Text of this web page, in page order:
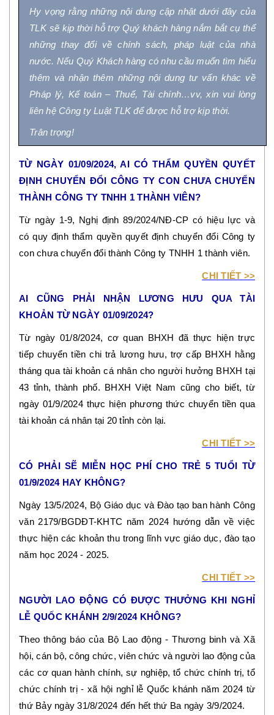
Hy vọng rằng những nội dung cập nhậtdưới đây của
TLK sẽ kịp thời hỗ trợ Quý khách hàng nắm bắt cụ thể
những thay đổi về chính sách, pháp luật của nhà
nước. Nếu Quý Khách hàng có nhu cầu muốn tìm hiểu
thêm và nhận thêm những nội dung tư vấn khác về
Pháp lý, Kế toán – Thuế, Tài chính…vv, xin vui lòng
liên hệ Công ty Luật TLK để đượchỗ trợ kịp thời.
Trân trọng!
TỪ NGÀY 01/09/2024, AI CÓ THẨM QUYỀN QUYẾT
ĐỊNH CHUYỂN ĐỔI CÔNG TY CON CHƯA CHUYỂN
THÀNH CÔNG TY TNHH 1 THÀNH VIÊN?
Từ ngày 1-9, Nghị định 89/2024/NĐ-CP có hiệu lực và
có quy định thẩm quyền quyết định chuyển đổi Công ty
con chưa chuyển đổi thành Công ty TNHH 1 thành viên.
CHI TIẾT >>
AI CŨNG PHẢI NHẬN LƯƠNG HƯU QUA TÀI
KHOẢN TỪ NGÀY 01/09/2024?
Từ ngày 01/8/2024, cơ quan BHXH đã thực hiện trực
tiếp chuyển tiền chi trả lương hưu, trợ cấp BHXH hằng
tháng qua tài khoản cá nhân cho người hưởng BHXH tại
43 tỉnh, thành phố. BHXH Việt Nam cũng cho biết, từ
ngày 01/9/2024 thực hiện phương thức chuyển tiền qua
tài khoản cá nhân tại 20 tỉnh còn lại.
CHI TIẾT >>
CÓ PHẢI SẼ MIỄN HỌC PHÍ CHO TRẺ 5 TUỔI TỪ
01/9/2024 HAY KHÔNG?
Ngày 13/5/2024, Bộ Giáo dục và Đào tạo ban hành Công
văn 2179/BGDĐT-KHTC năm 2024 hướng dẫn về việc
thực hiện các khoản thu trong lĩnh vực giáo dục, đào tạo
năm học 2024 - 2025.
CHI TIẾT >>
NGƯỜI LAO ĐỘNG CÓ ĐƯỢC THƯỞNG KHI NGHỈ
LỄ QUỐC KHÁNH 2/9/2024 KHÔNG?
Theo thông báo của Bộ Lao động - Thương binh và Xã
hội, cán bộ, công chức, viên chức và người lao động của
các cơ quan hành chính, sự nghiệp, tổ chức chính trị, tổ
chức chính trị - xã hội nghỉ lễ Quốc khánh năm 2024 từ
thứ Bảy ngày 31/8/2024 đến hết thứ Ba ngày 3/9/2024.